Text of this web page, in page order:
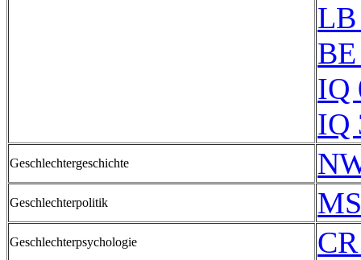
LB
IQ
IQ
Geschlechtergeschichte
Geschlechterpolitik
Geschlechterpsychologie